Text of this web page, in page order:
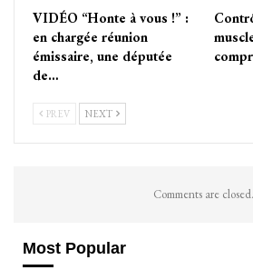
VIDÉO “Honte à vous !” :
en chargée réunion
émissaire, une députée
de…
PREV NEXT
Comments are closed.
Most Popular